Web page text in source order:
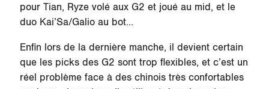
pour Tian, Ryze volé aux G2 et joué au mid, et le
duo Kai’Sa/Galio au bot…
Enfin lors de la dernière manche, il devient certain
que les picks des G2 sont trop flexibles, et c’est un
réel problème face à des chinois très confortables